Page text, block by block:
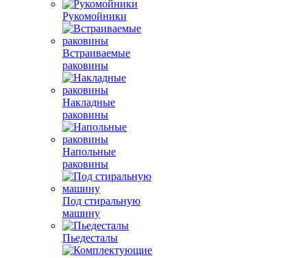
Рукомойники
Встраиваемые
раковины
Накладные
раковины
Напольные
раковины
Под стиральную
машину
Пьедесталы